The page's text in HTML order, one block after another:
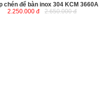
chén để bàn inox 304 KCM 3660A
2.250.000 đ
2.650.000 đ